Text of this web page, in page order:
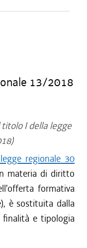
13/2018
I della legge
regionale 30
materia di diritto
formativa
è sostituita dalla
e tipologia